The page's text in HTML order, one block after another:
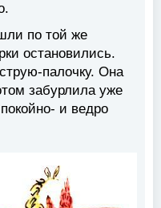
по той же
остановились.
палочку. Она
забурлила уже
и ведро